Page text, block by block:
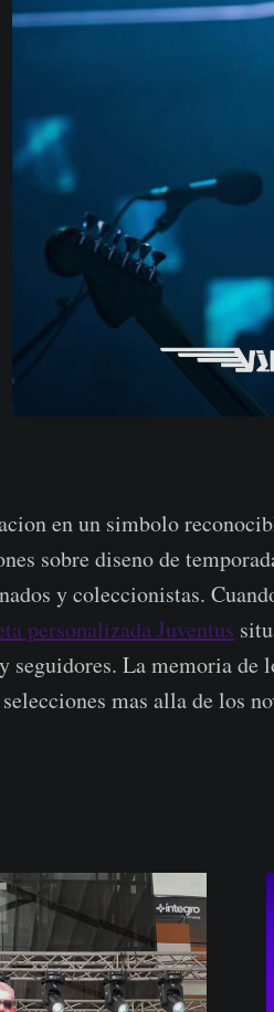
en un simbolo
sobre diseno de
y coleccionistas.
personalizada Juventus
La memoria de
mas alla de los